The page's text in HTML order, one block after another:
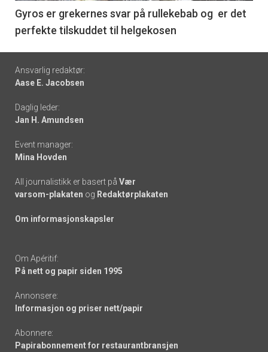
6
Gyros er grekernes svar på rullekebab og er det
perfekte tilskuddet til helgekosen
Footer
-
links
Ansvarlig redaktør:
Aase E. Jacobsen
Daglig leder:
Jan H. Amundsen
Event manager:
Mina Hovden
All journalistikk er basert på Vær
varsom-plakaten og Redaktørplakaten
Om informasjonskapsler
Om Apéritif:
På nett og papir siden 1995
Annonsere:
Informasjon og priser nett/papir
Abonnere:
Papirabonnement for restaurantbransjen